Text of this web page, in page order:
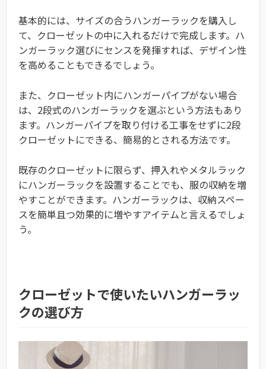
基本的には、サイズの合うハンガーラックを購入し
て、クローゼットの中に入れるだけで完成します。ハ
ンガーラック選びにセンスを発揮すれば、デザイン性
を高めることもできるでしょう。
また、クローゼット内にハンガーパイプがない場合
は、2段式のハンガーラックを選ぶという方法もあり
ます。ハンガーパイプを取り付ける工事をせずに2段
クローゼットにできる、簡易的とされる方法です。
既存のクローゼットに限らず、押入れやメタルラック
にハンガーラックを設置することでも、服の収納を増
やすことができます。ハンガーラックは、収納スペー
スを簡単且つ効果的に増やすアイテムと言えるでしょ
う。
クローゼットで使いたいハンガーラッ
クの選び方